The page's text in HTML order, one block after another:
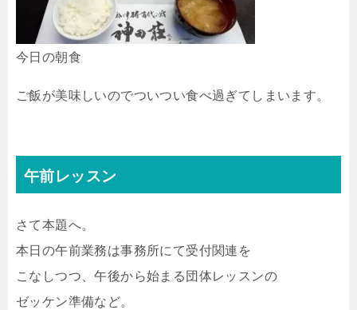
今日の朝食
ご飯が美味しいのでついつい食べ過ぎてしまいます。
午前レッスン
さて本題へ。
本日の午前業務は事務所にて受付関連を
こなしつつ、午後から始まる団体レッスンの
ゼッケン準備など。